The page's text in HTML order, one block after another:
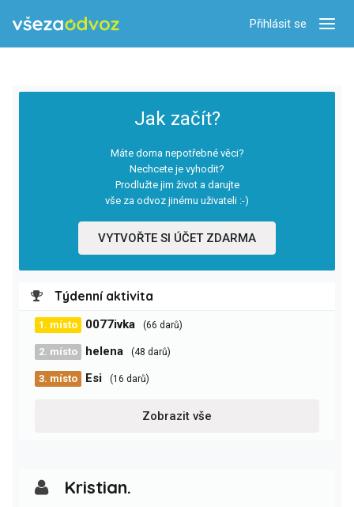
Přihlásit se
Jak začít?
Máte doma nepotřebné věci?
Nechcete je vyhodit?
Prodlužte jim život a darujte
vše za odvoz jinému uživateli :-)
VYTVOŘTE SI ÚČET ZDARMA
Týdenní aktivita
1. místo 0077ivka (66 darů)
2. místo helena (48 darů)
3. místo Esi (16 darů)
Zobrazit vše
Kristian.